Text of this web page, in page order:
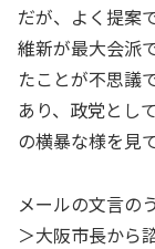
だが、よく提案
維新が最大会派
たことが不思議
あり、政党とし
の横暴な様を見
メールの文言の
＞大阪市長から